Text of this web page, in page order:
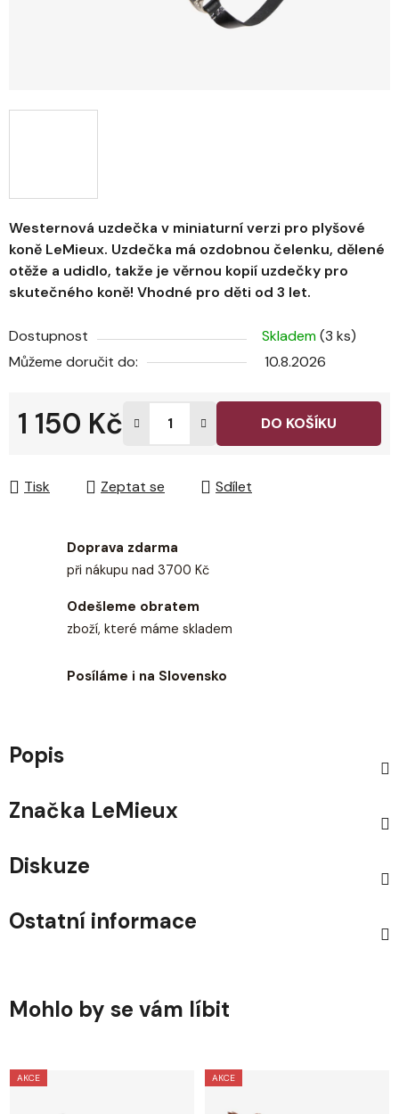
Westernová uzdečka v miniaturní verzi pro plyšové
koně LeMieux. Uzdečka má ozdobnou čelenku, dělené
otěže a udidlo, takže je věrnou kopií uzdečky pro
skutečného koně! Vhodné pro děti od 3 let.
Dostupnost Skladem(3 ks)
Můžeme doručit do:
10.8.2026
1 150 Kč DO KOŠÍKU
Tisk Zeptat se Sdílet
Doprava zdarma
při nákupu nad 3700 Kč
Odešleme obratem
zboží, které máme skladem
Posíláme i na Slovensko
Popis
Značka LeMieux
Diskuze
Ostatní informace
Mohlo by se vám líbit
AKCE AKCE